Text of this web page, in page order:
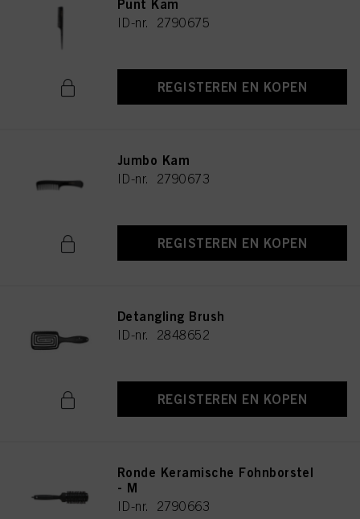
Punt Kam
ID-nr. 2790675
REGISTEREN EN KOPEN
Jumbo Kam
ID-nr. 2790673
REGISTEREN EN KOPEN
Detangling Brush
ID-nr. 2848652
REGISTEREN EN KOPEN
Ronde Keramische Fohnborstel
- M
ID-nr. 2790663